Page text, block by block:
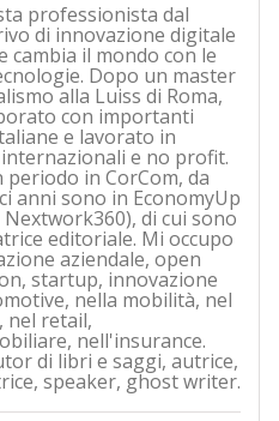
professionista dal
di innovazione digitale
cambia il mondo con le
Dopo un master
alla Luiss di Roma,
con importanti
e lavorato in
e no profit.
periodo in CorCom, da
anni sono in EconomyUp
di cui sono
editoriale. Mi occupo
aziendale, open
startup, innovazione
nella mobilità, nel
nel retail,
nell'insurance.
di libri e saggi, autrice,
speaker, ghost writer.